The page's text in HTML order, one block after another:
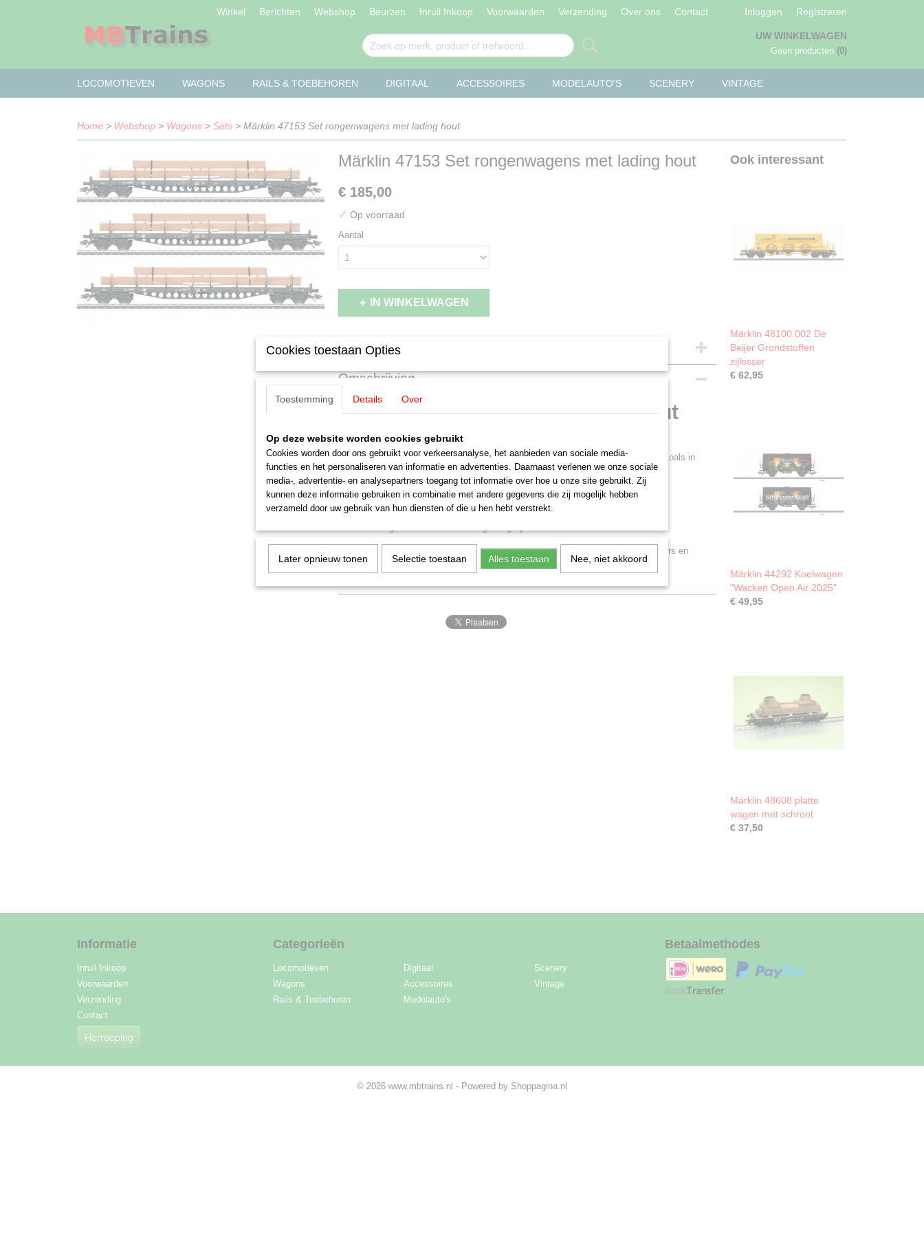
Winkel Berichten Webshop Beurzen Inruil Inkoop Voorwaarden Verzending Over ons Contact Inloggen Registreren
UW WINKELWAGEN
Geen producten (0)
LOCOMOTIEVEN WAGONS RAILS & TOEBEHOREN DIGITAAL ACCESSOIRES MODELAUTO'S SCENERY VINTAGE
Home > Webshop > Wagons > Sets > Märklin 47153 Set rongenwagens met lading hout
Märklin 47153 Set rongenwagens met lading hout
€ 185,00
✓ Op voorraad
Aantal
IN WINKELWAGEN
Specificaties
Productcode
47153
EAN code
Productcode leverancier
Omschrijving
Set rongenwagens met lading hout
Märklin 47153
Voorbeeld:Drie rongenwagens type Rs 684 van de Deutsche Bahn AG (DB AG). Zoals in
gebruik rond 2020.
Highlights
Alle wagens beladen met gelijmde bintbalken. Verschillende bedrijfsnummers en
afzonderlijk verpakt in omverpakking. Totale lengte over de buffers ca. 69 cm.
Ook interessant
Märklin 48100.002 De
Beijer Grondstoffen
zijlosser
€ 62,95
Märklin 44292 Koelwagen
"Wacken Open Air 2025"
€ 49,95
Märklin 48608 platte
wagen met schroot
€ 37,50
Informatie
Inruil Inkoop
Voorwaarden
Verzending
Contact
Herroeping
Categorieën
Locomotieven
Wagons
Rails & Toebehoren
Digitaal
Accessoires
Modelauto's
Scenery
Vintage
Betaalmethodes
© 2026 www.mbtrains.nl - Powered by Shoppagina.nl
Cookies toestaan Opties
Toestemming Details Over
Op deze website worden cookies gebruikt
Cookies worden door ons gebruikt voor verkeersanalyse, het aanbieden van sociale media-
functies en het personaliseren van informatie en advertenties. Daarnaast verlenen we onze sociale
media-, advertentie- en analysepartners toegang tot informatie over hoe u onze site gebruikt. Zij
kunnen deze informatie gebruiken in combinatie met andere gegevens die zij mogelijk hebben
verzameld door uw gebruik van hun diensten of die u hen hebt verstrekt.
Later opnieuw tonen Selectie toestaan Alles toestaan Nee, niet akkoord